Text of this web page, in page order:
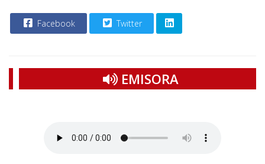
Facebook Twitter
EMISORA